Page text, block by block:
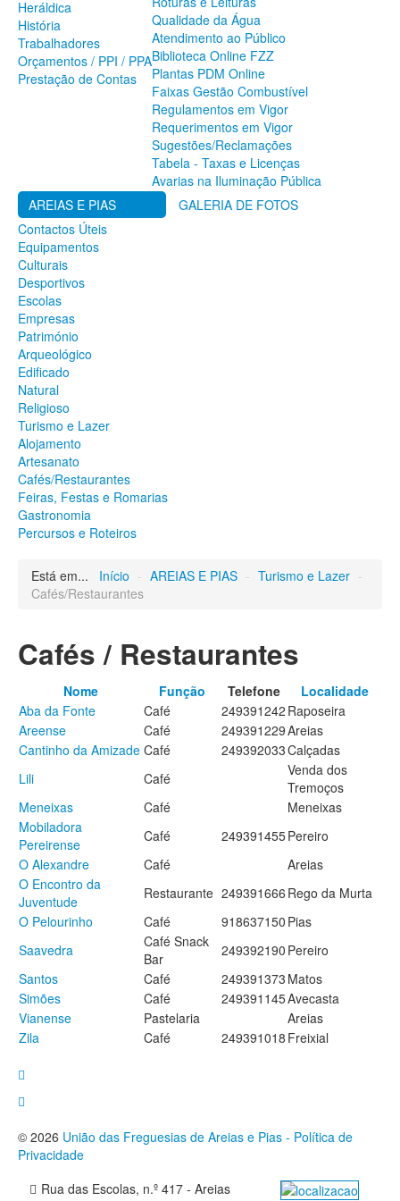
SERVIÇOS
A Minha Rua
Abastecimento de Água
Roturas e Leituras
Atendimento ao Público
Biblioteca Online FZZ
Faixas Gestão Combustível
Regulamentos em Vigor
Requerimentos em Vigor
Sugestões/Reclamações
Tabela - Taxas e Licenças
Avarias na Iluminação Pública
AREIAS E PIAS
Contactos Úteis
Equipamentos
Culturais
Desportivos
Escolas
Empresas
Património
Arqueológico
Edificado
Natural
Religioso
Turismo e Lazer
Alojamento
Artesanato
Feiras, Festas e Romarias
Gastronomia
Heráldica
História
Trabalhadores
Orçamentos / PPI / PPA
Prestação de Contas
Qualidade da Água
Atendimento ao Público
Biblioteca Online FZZ
Plantas PDM Online
Faixas Gestão Combustível
Regulamentos em Vigor
Requerimentos em Vigor
Sugestões/Reclamações
Tabela - Taxas e Licenças
Avarias na Iluminação Pública
AREIAS E PIAS
Contactos Úteis
Equipamentos
Culturais
Desportivos
Escolas
Empresas
Património
Arqueológico
Edificado
Natural
Religioso
Turismo e Lazer
Alojamento
Artesanato
Cafés/Restaurantes
Feiras, Festas e Romarias
Gastronomia
Percursos e Roteiros
GALERIA DE FOTOS
Está em... Início - AREIAS E PIAS - Turismo e Lazer -
Cafés/Restaurantes
Cafés / Restaurantes
Nome Função Telefone
Localidade
Aba da Fonte
Café 249391242 Raposeira
Areense
Café 249391229Areias
Cantinho da Amizade Café 249392033Calçadas
Lili
Café
Venda dos
Tremoços
Meneixas
Café
Meneixas
Mobiladora
Pereirense
Café 249391455Pereiro
O Alexandre
Café
Areias
O Encontro da
Juventude
Restaurante 249391666 Rego da Murta
O Pelourinho
Café 918637150 Pias
Saavedra
Café Snack
Bar
249392190 Pereiro
Santos
Café 249391373 Matos
Simões
Café 249391145Avecasta
Vianense
Pastelaria
Areias
Zila
Café 249391018 Freixial
© 2026 União das Freguesias de Areias e Pias - Política de
Privacidade
Rua das Escolas, n.º 417 - Areias